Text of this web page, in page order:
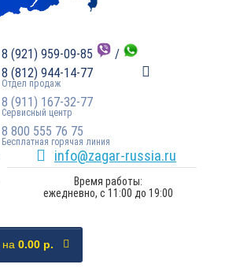
8 (921) 959-09-85
/
8 (812) 944-14-77
Отдел продаж
8 (911) 167-32-77
Сервисный центр
8 800 555 76 75
Бесплатная горячая линия
info@zagar-russia.ru
Время работы:
ежедневно, с 11:00 до 19:00
на 0.00 р.